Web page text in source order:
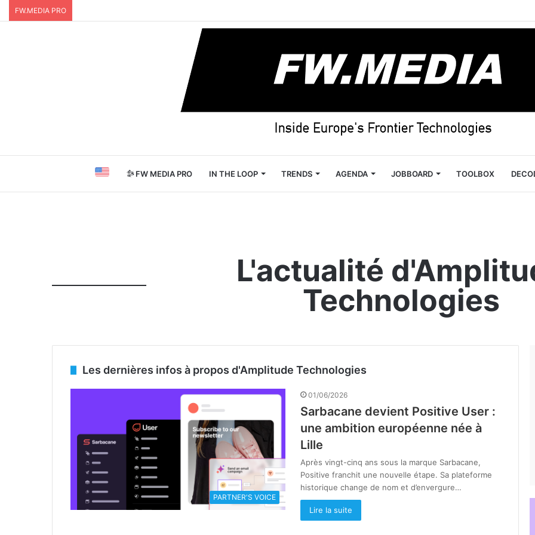
FW.MEDIA PRO
FW MEDIA PRO IN THE LOOP TRENDS AGENDA JOBBOARD TOOLBOX
L'actualité
Technologies
Les dernières infos à propos d'Amplitude Technologies
PARTNER'S VOICE
01/06/2026
Sarbacane devient Positive User :
une ambition européenne née à
Lille
Après vingt-cinq ans sous la marque Sarbacane,
Positive franchit une nouvelle étape. Sa plateforme
historique change de nom et d’envergure…
Lire la suite